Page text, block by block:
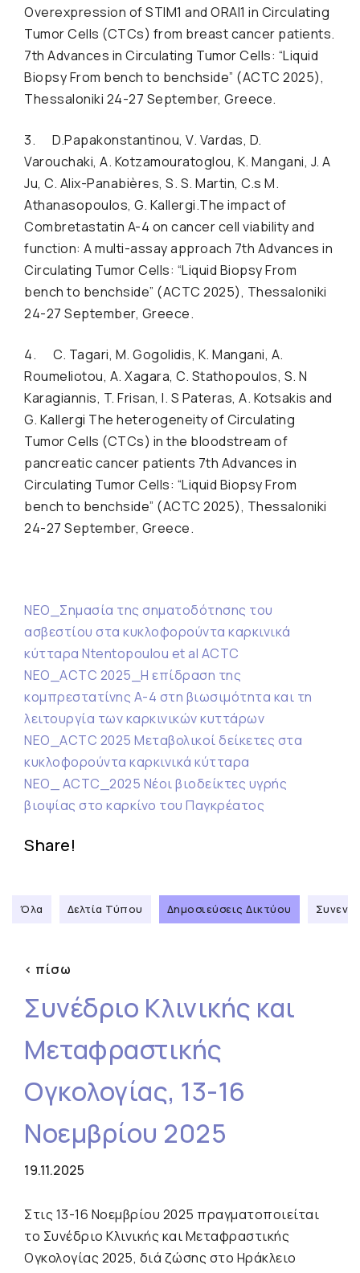
Overexpression of STIM1 and ORAI1 in Circulating
Tumor Cells (CTCs) from breast cancer patients.
7th Advances in Circulating Tumor Cells: “Liquid
Biopsy From bench to benchside” (ACTC 2025),
Thessaloniki 24-27 September, Greece.
3. D.Papakonstantinou, V. Vardas, D.
Varouchaki, A. Kotzamouratoglou, K. Mangani, J. A
Ju, C. Alix-Panabières, S. S. Martin, C.s M.
Athanasopoulos, G. Kallergi.The impact of
Combretastatin A-4 on cancer cell viability and
function: A multi-assay approach 7th Advances in
Circulating Tumor Cells: “Liquid Biopsy From
bench to benchside” (ACTC 2025), Thessaloniki
24-27 September, Greece.
4. C. Tagari, M. Gogolidis, K. Mangani, A.
Roumeliotou, A. Xagara, C. Stathopoulos, S. N
Karagiannis, T. Frisan, I. S Pateras, A. Kotsakis and
G. Kallergi The heterogeneity of Circulating
Tumor Cells (CTCs) in the bloodstream of
pancreatic cancer patients 7th Advances in
Circulating Tumor Cells: “Liquid Biopsy From
bench to benchside” (ACTC 2025), Thessaloniki
24-27 September, Greece.
NEO_Σημασία της σηματοδότησης του
ασβεστίου στα κυκλοφορούντα καρκινικά
κύτταρα Ntentopoulou et al ACTC
NEO_ACTC 2025_Η επίδραση της
κομπρεστατίνης Α-4 στη βιωσιμότητα και τη
λειτουργία των καρκινικών κυττάρων
NEO_ACTC 2025 Μεταβολικοί δείκετες στα
κυκλοφορούντα καρκινικά κύτταρα
NEO_ ACTC_2025 Νέοι βιοδείκτες υγρής
βιοψίας στο καρκίνο του Παγκρέατος
Share!
Όλα Δελτία Τύπου Δημοσιεύσεις Δικτύου
< πίσω
Συνέδριο Κλινικής και
Μεταφραστικής
Ογκολογίας, 13-16
Νοεμβρίου 2025
19.11.2025
Στις 13-16 Νοεμβρίου 2025 πραγματοποιείται
το Συνέδριο Κλινικής και Μεταφραστικής
Ογκολογίας 2025, διά ζώσης στο Ηράκλειο